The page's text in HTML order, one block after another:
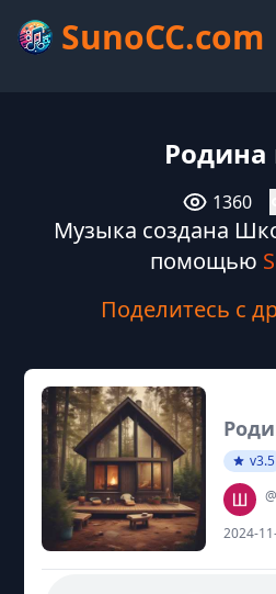
SunoCC.com
Родина
1360
Музыка создана
помощью
Поделитесь с
v3.5
2024-